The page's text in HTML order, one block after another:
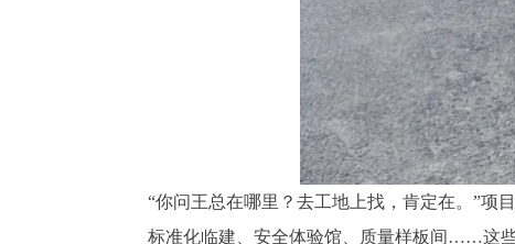
“你问王总在哪里？去工地上找，肯定在。”项
标准化临建、安全体验馆、质量样板间……这